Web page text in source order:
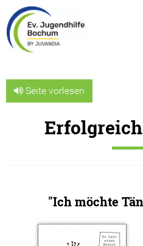
Über uns
Geschichte
Seite vorlesen
"Ich möchte